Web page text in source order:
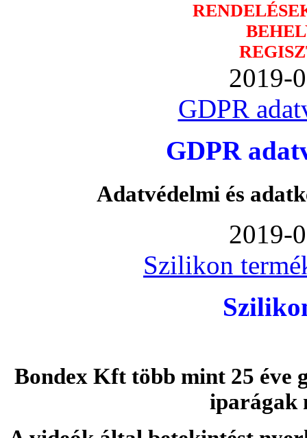
2019-
GDPR
GDPR
Adatvédelmi és
2019-
Szilikon
Bondex Kft több mint 25 éve
iparágak